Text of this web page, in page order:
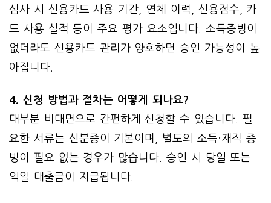
심사 시 신용카드 사용 기간, 연체 이력, 신용점수, 카
드 사용 실적 등이 주요 평가 요소입니다. 소득증빙이
없더라도 신용카드 관리가 양호하면 승인 가능성이 높
아집니다.
4. 신청 방법과 절차는 어떻게 되나요?
대부분 비대면으로 간편하게 신청할 수 있습니다. 필
요한 서류는 신분증이 기본이며, 별도의 소득·재직 증
빙이 필요 없는 경우가 많습니다. 승인 시 당일 또는
익일 대출금이 지급됩니다.